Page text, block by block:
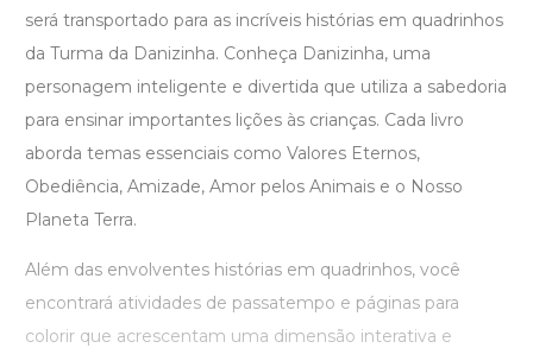
será transportado para as incríveis histórias em quadrinhos
da Turma da Danizinha. Conheça Danizinha, uma
personagem inteligente e divertida que utiliza a sabedoria
para ensinar importantes lições às crianças. Cada livro
aborda temas essenciais como Valores Eternos,
Obediência, Amizade, Amor pelos Animais e o Nosso
Planeta Terra.
Além das envolventes histórias em quadrinhos, você
encontrará atividades de passatempo e páginas para
colorir que acrescentam uma dimensão interativa e